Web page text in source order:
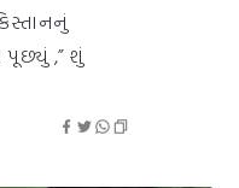
પૂછ્યું ,” શું